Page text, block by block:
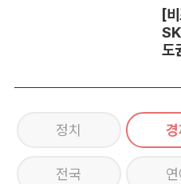
[
도
정치 경
전국 연